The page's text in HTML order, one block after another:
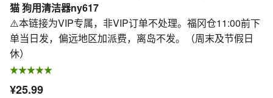
猫 狗用清洁器ny617
⚠️本链接为VIP专属，非VIP订单不处理。福冈仓11:00前下
单当日发，偏远地区加派费，离岛不发。（周末及节假日
休）
¥25.99